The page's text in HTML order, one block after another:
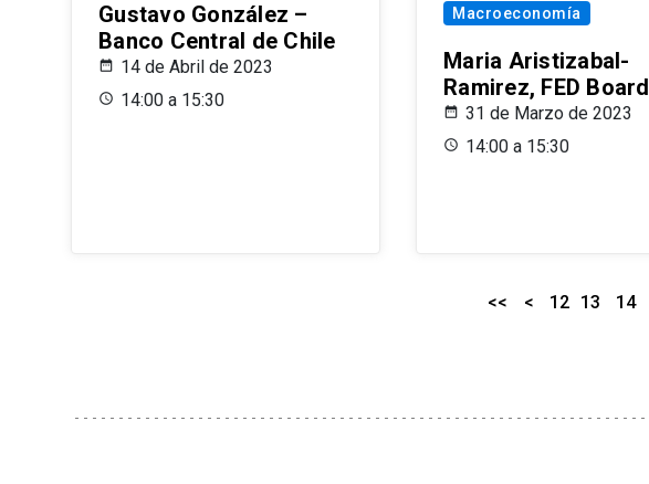
Gustavo González –
Banco Central de Chile
14 de Abril de 2023
14:00 a 15:30
Macroeconomía
Maria Aristizabal-
Ramirez, FED Board
31 de Marzo de 2023
14:00 a 15:30
<< < 12 13 14